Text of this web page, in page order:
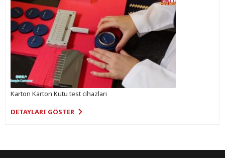
Karton Karton Kutu test cihazları
DETAYLARI GÖSTER